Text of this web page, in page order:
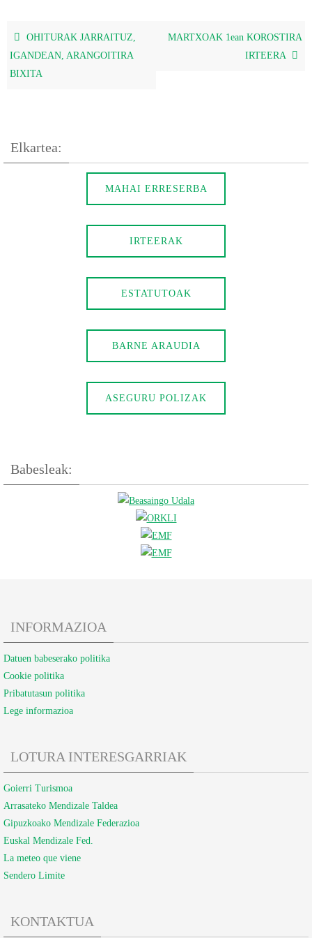
OHITURAK JARRAITUZ,
IGANDEAN, ARANGOITIRA
BIXITA
MARTXOAK 1ean KOROSTIRA
IRTEERA
Elkartea:
MAHAI ERRESERBA
IRTEERAK
ESTATUTOAK
BARNE ARAUDIA
ASEGURU POLIZAK
Babesleak:
INFORMAZIOA
Datuen babeserako politika
Cookie politika
Pribatutasun politika
Lege informazioa
LOTURA INTERESGARRIAK
Goierri Turismoa
Arrasateko Mendizale Taldea
Gipuzkoako Mendizale Federazioa
Euskal Mendizale Fed.
La meteo que viene
Sendero Limite
KONTAKTUA